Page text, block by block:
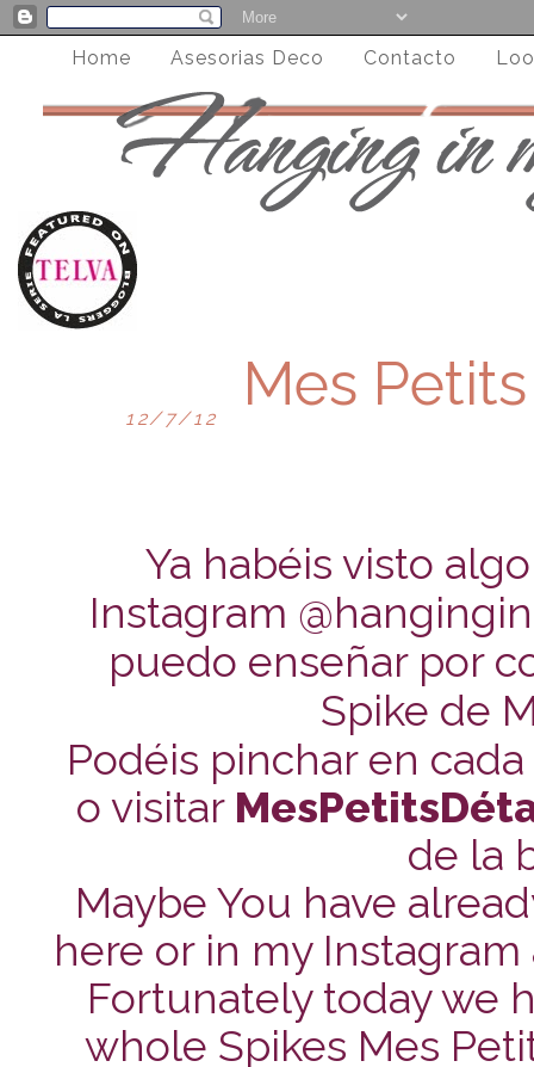
Home Asesorias Deco Contacto
12/7/12 Mes
Ya habéis visto
Instagram
puedo enseñar por
Spike de
Podéis pinchar en
o visitar
de la
Maybe You have
here or in my
Fortunately today we
whole Spikes Mes